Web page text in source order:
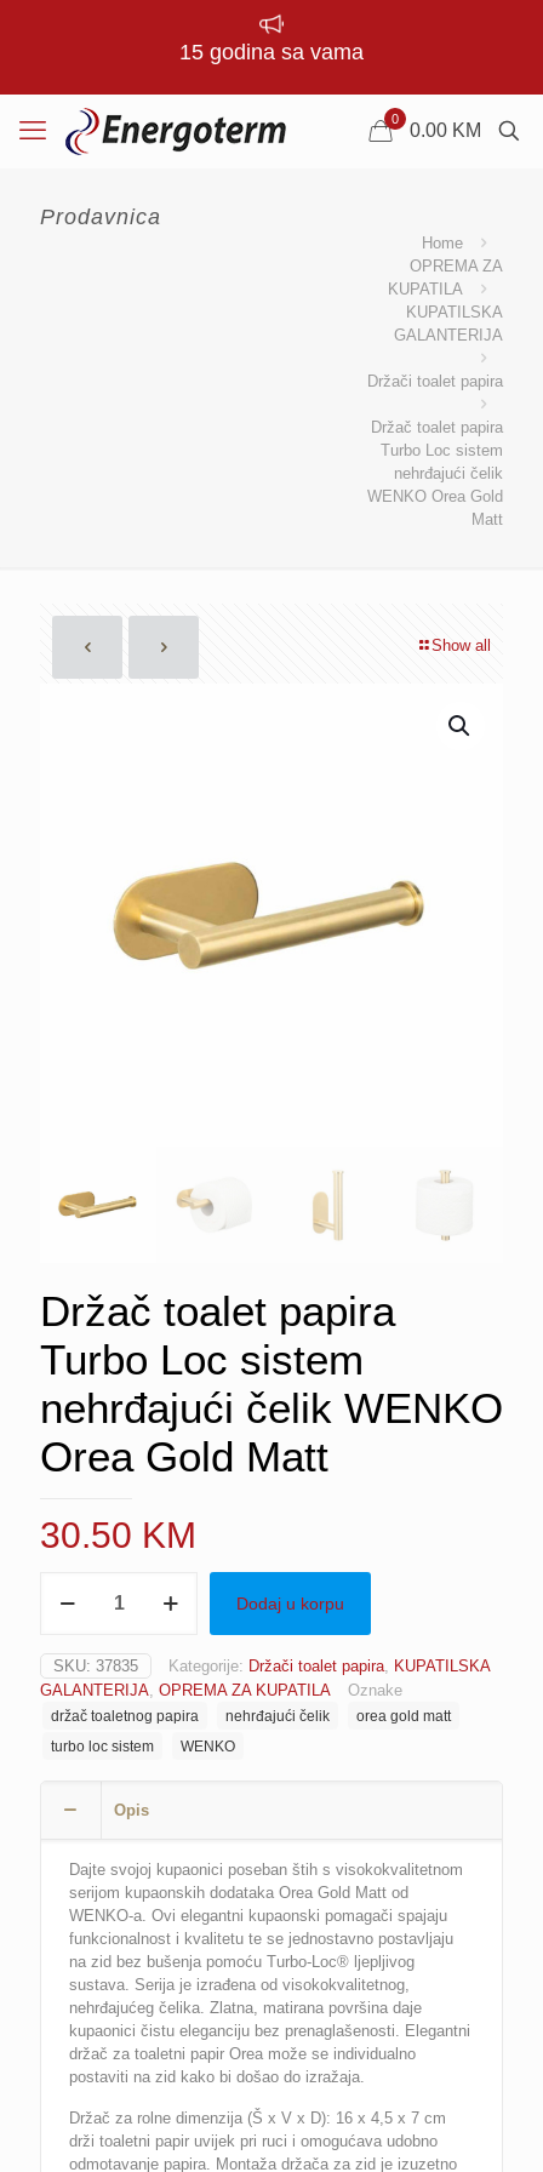
15 godina sa vama
0
0.00 KM
Prodavnica
Home
OPREMA ZA
KUPATILA
KUPATILSKA
GALANTERIJA
Držači toalet papira
Držač toalet papira
Turbo Loc sistem
nehrđajući čelik
WENKO Orea Gold
Matt
Show all
Držač toalet papira
Turbo Loc sistem
nehrđajući čelik WENKO
Orea Gold Matt
30.50 KM
toalet
Turbo
Loc
sistem
nehrđajući
čelik
Gold
Dodaj u korpu
SKU: 37835 Kategorije: Držači toalet papira KUPATILSKA
GALANTERIJA OPREMA ZA KUPATILA Oznake
držač toaletnog papira nehrđajući čelik
orea gold matt
turbo loc sistem
WENKO
Opis
Dajte svojoj kupaonici poseban štih s visokokvalitetnom
serijom kupaonskih dodataka Orea Gold Matt od
WENKO-a. Ovi elegantni kupaonski pomagači spajaju
funkcionalnost i kvalitetu te se jednostavno postavljaju
na zid bez bušenja pomoću Turbo-Loc® ljepljivog
sustava. Serija je izrađena od visokokvalitetnog,
nehrđajućeg čelika. Zlatna, matirana površina daje
kupaonici čistu eleganciju bez prenaglašenosti. Elegantni
držač za toaletni papir Orea može se individualno
postaviti na zid kako bi došao do izražaja.
Držač za rolne dimenzija (Š x V x D): 16 x 4,5 x 7 cm
drži toaletni papir uvijek pri ruci i omogućava udobno
odmotavanje papira. Montaža držača za zid je izuzetno